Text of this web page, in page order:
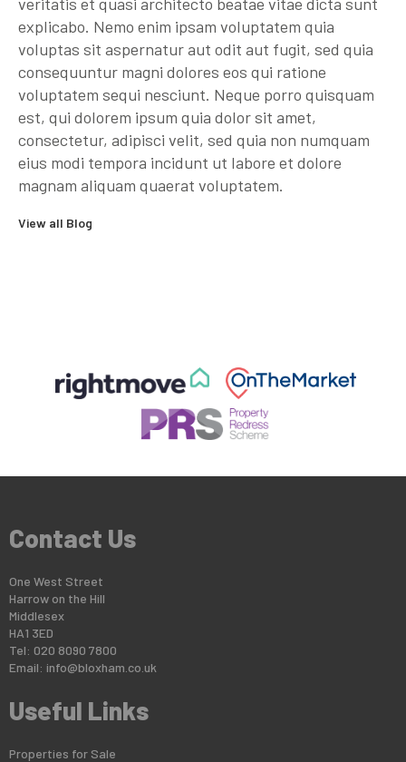
explicabo. Nemo enim ipsam voluptatem quia
voluptas sit aspernatur aut odit aut fugit, sed quia
consequuntur magni dolores eos qui ratione
voluptatem sequi nesciunt. Neque porro quisquam
est, qui dolorem ipsum quia dolor sit amet,
consectetur, adipisci velit, sed quia non numquam
eius modi tempora incidunt ut labore et dolore
magnam aliquam quaerat voluptatem.
View all Blog
Contact Us
One West Street
Harrow on the Hill
Middlesex
HA1 3ED
Tel: 020 8090 7800
Email: info@bloxham.co.uk
Useful Links
Properties for Sale